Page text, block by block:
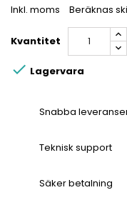
Inkl. moms Beräknas
Kvantitet
 Lagervara
Snabba
Teknisk support
Säker betalning